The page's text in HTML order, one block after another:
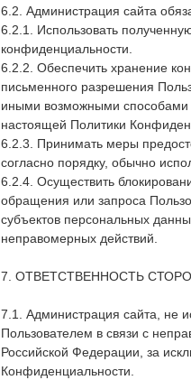
6.2. Администрация сайта
6.2.1. Использовать
конфиденциальности.
6.2.2. Обеспечить хранение
письменного разрешения
иными возможными способами
настоящей Политики
6.2.3. Принимать меры
согласно порядку, обычно
6.2.4. Осуществить
обращения или запроса
субъектов персональных
неправомерных действий.
7. ОТВЕТСТВЕННОСТЬ
7.1. Администрация сайта, не
Пользователем в связи с
Российской Федерации, за
Конфиденциальности.